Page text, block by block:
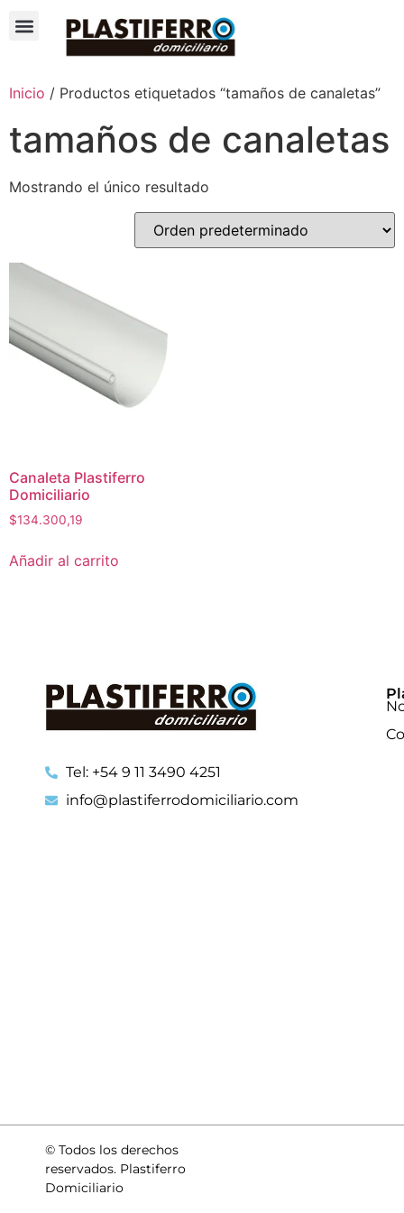
Inicio / Productos etiquetados “tamaños de canaletas”
tamaños de canaletas
Mostrando el único resultado
Canaleta Plastiferro
Domiciliario
$134.300,19
Añadir al carrito
Tel: +54 9 11 3490 4251
info@plastiferrodomiciliario.com
© Todos los derechos
reservados. Plastiferro
Domiciliario